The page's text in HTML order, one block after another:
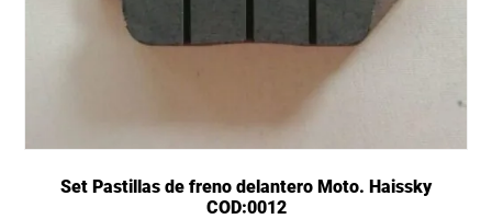
Set Pastillas de freno delantero Moto. Haissky
COD:0012